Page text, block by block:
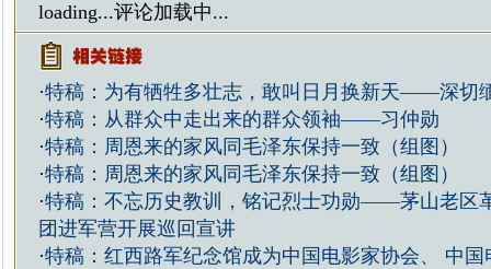
loading...评论加载中...
·特稿：为有牺牲多壮志，敢叫日月换新天——深切
·特稿：从群众中走出来的群众领袖——习仲勋
·特稿：周恩来的家风同毛泽东保持一致（组图）
·特稿：周恩来的家风同毛泽东保持一致（组图）
·特稿：不忘历史教训，铭记烈士功勋——茅山老区
团进军营开展巡回宣讲
·特稿：红西路军纪念馆成为中国电影家协会、 中国